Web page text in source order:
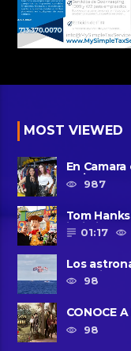
MOST VIEWED
En
Majo987
Tom
intimidado
01:17
Los
seguridad
98
CONOCE
DE98